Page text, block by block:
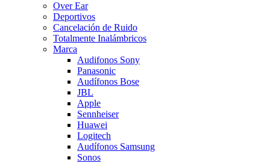
Over Ear
Deportivos
Cancelación de Ruido
Totalmente Inalámbricos
Marca
Audifonos Sony
Panasonic
Audífonos Bose
JBL
Apple
Sennheiser
Huawei
Logitech
Audífonos Samsung
Sonos